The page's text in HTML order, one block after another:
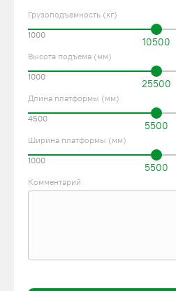
Грузоподъемность (кг)
10500
1000
Высота подъема (мм)
25500
1000
Длина платформы (мм)
5500
4500
Ширина платформы (мм)
5500
1000
Комментарий